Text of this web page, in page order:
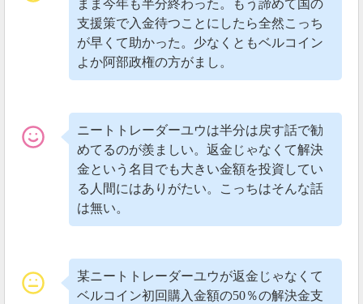
上場して数時間で価格が6倍以上に急騰しているようで
今後、価格がどうなるのか気になるところですね。
まま今年も半分終わった。もう諦めて国の
支援策で入金待つことにしたら全然こっち
が早くて助かった。少なくともベルコイン
よか阿部政権の方がまし。
ニートトレーダーユウは半分は戻す話で勧
めてるのが羨ましい。返金じゃなくて解決
金という名目でも大きい金額を投資してい
る人間にはありがたい。こっちはそんな話
は無い。
某ニートトレーダーユウが返金じゃなくて
ベルコイン初回購入金額の50％の解決金支